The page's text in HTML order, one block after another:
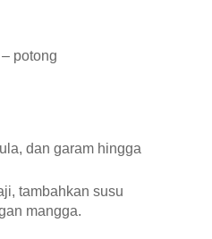
potong
dan garam hingga
tambahkan susu
mangga.